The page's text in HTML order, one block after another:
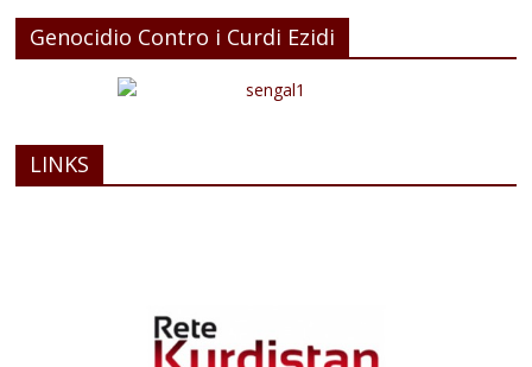
Genocidio Contro i Curdi Ezidi
LINKS